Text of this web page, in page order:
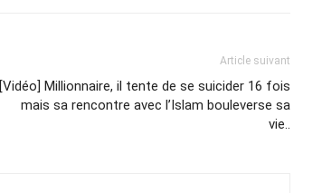
Article suivant
[Vidéo] Millionnaire, il tente de se suicider 16 fois
mais sa rencontre avec l’Islam bouleverse sa
vie..